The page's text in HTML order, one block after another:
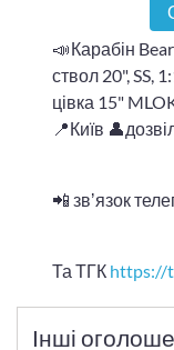
📣Карабін
ствол 20", SS,
цівка 15"
📍Київ
📲 звʼязок
Та ТГК https://
Інші